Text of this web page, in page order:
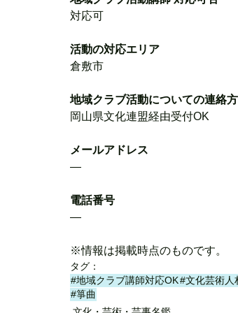
対応可
活動の対応エリア
倉敷市
地域クラブ活動についての連絡
岡山県文化連盟経由受付OK
メールアドレス
―
電話番号
―
※情報は掲載時点のものです。
タグ：
#地域クラブ講師対応OK#文化芸術人
#箏曲